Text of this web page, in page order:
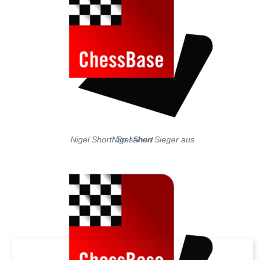
Nigel Short
Nigel Short: So sehen Sieger aus
1 5 6
Nigel Short 2670
Hou Yifan 2647 ½